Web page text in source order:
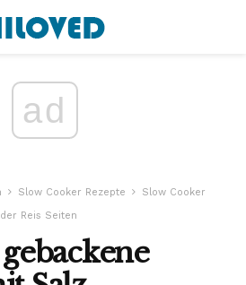
ad
Slow Cooker Rezepte
Slow Cooker
Reis Seiten